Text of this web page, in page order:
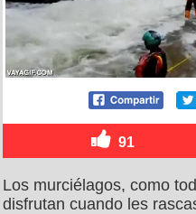
91
Los murciélagos, como
disfrutan cuando les